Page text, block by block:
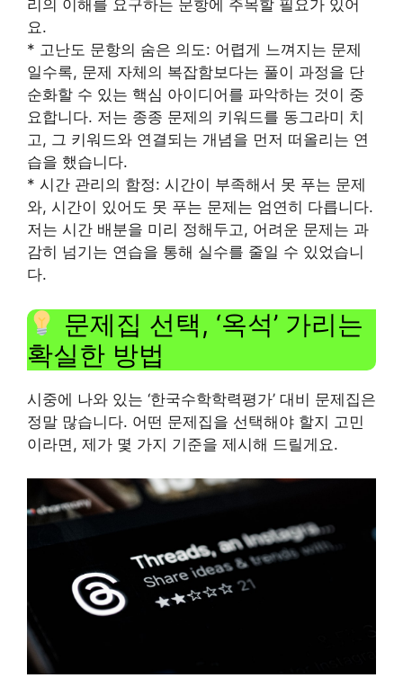
리의 이해를 요구하는 문항에 주목할 필요가 있어
요.
* 고난도 문항의 숨은 의도: 어렵게 느껴지는 문제
일수록, 문제 자체의 복잡함보다는 풀이 과정을 단
순화할 수 있는 핵심 아이디어를 파악하는 것이 중
요합니다. 저는 종종 문제의 키워드를 동그라미 치
고, 그 키워드와 연결되는 개념을 먼저 떠올리는 연
습을 했습니다.
* 시간 관리의 함정: 시간이 부족해서 못 푸는 문제
와, 시간이 있어도 못 푸는 문제는 엄연히 다릅니다.
저는 시간 배분을 미리 정해두고, 어려운 문제는 과
감히 넘기는 연습을 통해 실수를 줄일 수 있었습니
다.
문제집 선택, ‘옥석’ 가리는
확실한 방법
시중에 나와 있는 ‘한국수학학력평가’ 대비 문제집은
정말 많습니다. 어떤 문제집을 선택해야 할지 고민
이라면, 제가 몇 가지 기준을 제시해 드릴게요.